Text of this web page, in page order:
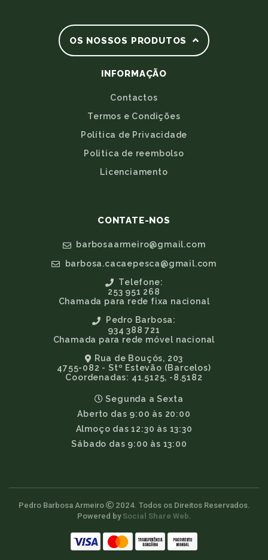
OS NOSSOS PRODUTOS
INFORMAÇÃO
Contactos
Termos e Condições
Política de Privacidade
Politica de reembolso
Licenciamento
CONTATE-NOS
barbosaarmeiro@gmail.com
barbosa.cacaepesca@gmail.com
Telefone:
253 951 268
Chamada para rede fixa nacional
Pedro Barbosa:
934 388 721
Chamada para rede móvel nacional
Rua de Bouçós, 203
4755-082 - Stº Estevão (Barcelos)
Coordenadas: 41.5125, -8.5182
Segunda a Sexta
Aberto das 9:00 às 20:00
Almoço das 12:30 às 13:30
Sábado das 9:00 às 13:00
Pedro Barbosa Armeiro
2024. Todos os Direitos Reservados.
Powered by Social Share Web.